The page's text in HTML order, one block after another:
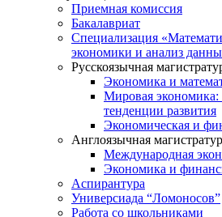
Приемная комиссия
Бакалавриат
Специализация
экономики и анализ
Русскоязычная
Экономика и
Мировая
тенденции развития
Экономическая и
Англоязычная
Международная
Экономика и
Аспирантура
Универсиада “Ломоносов”
Работа со школьниками